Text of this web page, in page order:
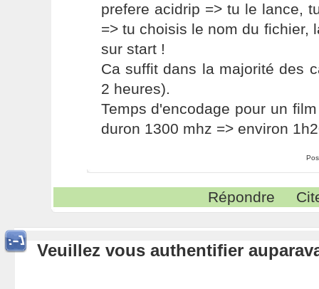
prefere acidrip => tu le lance,
=> tu choisis le nom du fichier,
sur start !
Ca suffit dans la majorité des
2 heures).
Temps d'encodage pour un
duron 1300 mhz => environ
Répondre
Veuillez vous authentifier